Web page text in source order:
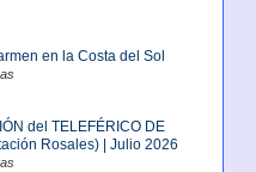
en la Costa del Sol
del TELEFÉRICO DE
Rosales) | Julio 2026